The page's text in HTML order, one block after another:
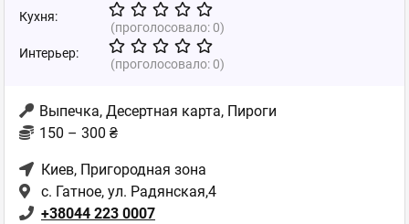
Кухня:
(проголосовало:0)
Интерьер:
(проголосовало:0)
Выпечка, Десертная карта, Пироги
150 – 300 ₴
Киев, Пригородная зона
с. Гатное, ул. Радянская,4
+38044 223 0007